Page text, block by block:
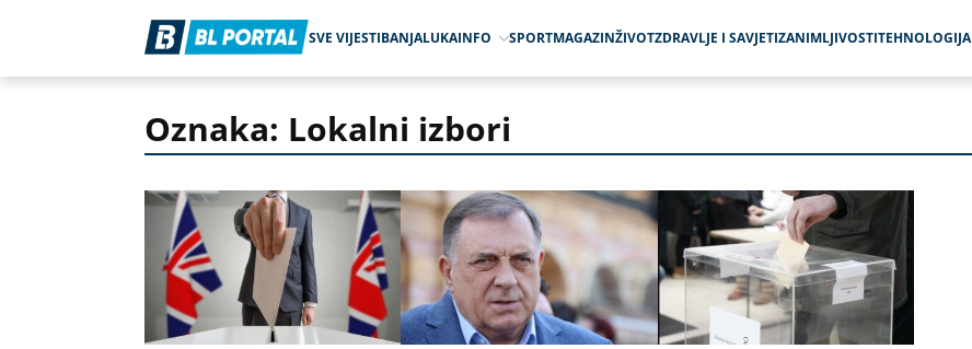
SVE VIJESTIBANJALUKAINFO SPORTMAGAZINŽIVOTZDRAVLJE I SAVJETIZANIMLJIVOSTITEHNOLOGIJA
Oznaka: Lokalni izbori